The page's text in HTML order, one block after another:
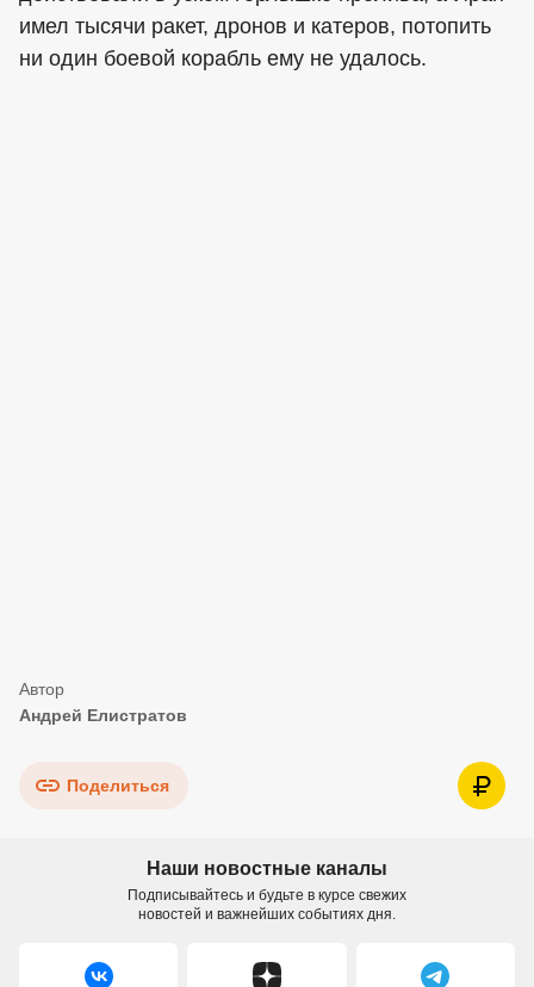
имел тысячи ракет, дронов и катеров, потопить
ни один боевой корабль ему не удалось.
Андрей Елистратов
Поделиться
Наши новостные каналы
Подписывайтесь и будьте в курсе свежих
новостей и важнейших событиях дня.